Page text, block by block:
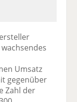
Umsatz
gegenüber
Zahl der